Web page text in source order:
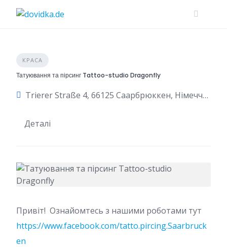
КРАСА
Татуювання та пірсинг Tattoo-studio Dragonfly
Trierer Straße 4, 66125 Саарбрюккен, Німеччина
Деталі
Привіт! Ознайомтесь з нашими роботами тут
https://www.facebook.com/tatto.pircing.Saarbruck
en